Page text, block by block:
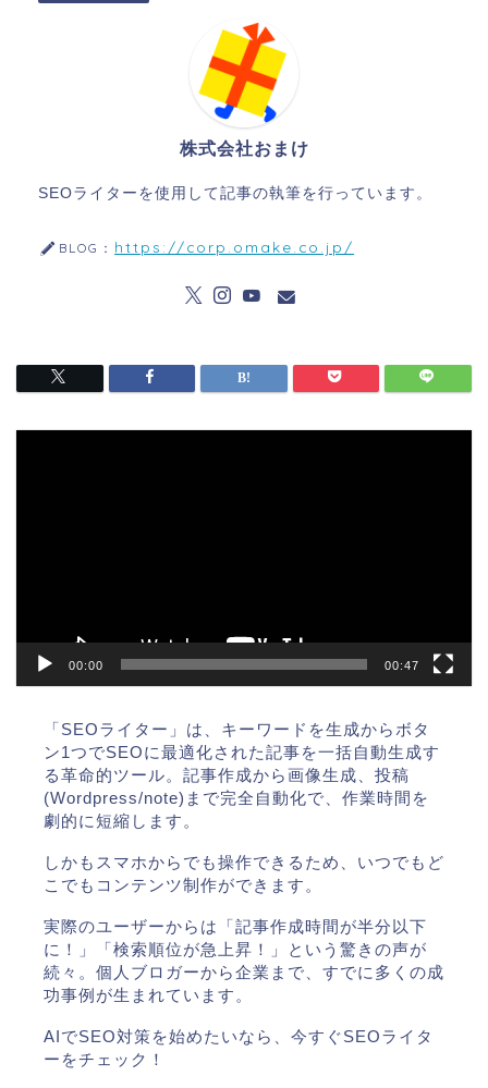
株式会社おまけ
SEOライターを使用して記事の執筆を行っています。
BLOG： https://corp.omake.co.jp/
00:00 00:47
「SEOライター」は、キーワードを生成からボタ
ン1つでSEOに最適化された記事を一括自動生成す
る革命的ツール。記事作成から画像生成、投稿
(Wordpress/note)まで完全自動化で、作業時間を
劇的に短縮します。
しかもスマホからでも操作できるため、いつでもど
こでもコンテンツ制作ができます。
実際のユーザーからは「記事作成時間が半分以下
に！」「検索順位が急上昇！」という驚きの声が
続々。個人ブロガーから企業まで、すでに多くの成
功事例が生まれています。
AIでSEO対策を始めたいなら、今すぐSEOライタ
ーをチェック！